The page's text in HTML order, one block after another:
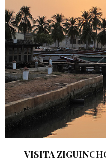
VISITA